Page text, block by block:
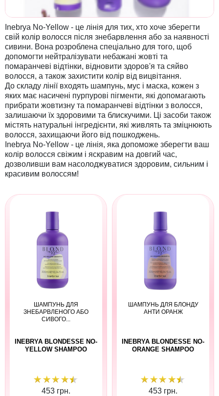
Inebrya No-Yellow - це лінія для тих, хто хоче зберегти
свій колір волосся після знебарвлення або за наявності
сивини. Вона розроблена спеціально для того, щоб
допомогти нейтралізувати небажані жовті та
помаранчеві відтінки, відновити здоров'я та сяйво
волосся, а також захистити колір від вицвітання.
До складу лінії входять шампунь, мус і маска, кожен з
яких має насичені пурпурові пігменти, які допомагають
прибрати жовтизну та помаранчеві відтінки з волосся,
залишаючи їх здоровими та блискучими. Ці засоби також
містять натуральні інгредієнти, які живлять та зміцнюють
волосся, захищаючи його від пошкоджень.
Inebrya No-Yellow - це лінія, яка допоможе зберегти ваш
колір волосся свіжим і яскравим на довгий час,
дозволивши вам насолоджуватися здоровим, сильним і
красивим волоссям!
ШАМПУНЬ ДЛЯ
ЗНЕБАРВЛЕНОГО АБО
СИВОГО...
INEBRYA BLONDESSE NO-
YELLOW SHAMPOO
453 грн.
ШАМПУНЬ ДЛЯ БЛОНДУ
АНТИ ОРАНЖ
INEBRYA BLONDESSE NO-
ORANGE SHAMPOO
453 грн.